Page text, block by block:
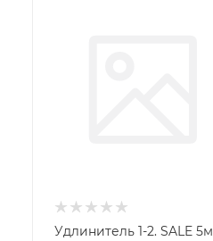
Удлинитель 1-2. SALE 5м